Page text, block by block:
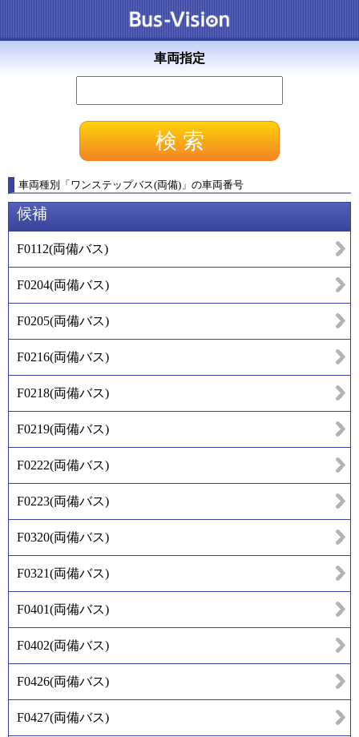
車両指定
車両種別 「 ワンステップバス(両備) 」 の車両番号
候補
F0112(両備バス)
F0204(両備バス)
F0205(両備バス)
F0216(両備バス)
F0218(両備バス)
F0219(両備バス)
F0222(両備バス)
F0223(両備バス)
F0320(両備バス)
F0321(両備バス)
F0401(両備バス)
F0402(両備バス)
F0426(両備バス)
F0427(両備バス)